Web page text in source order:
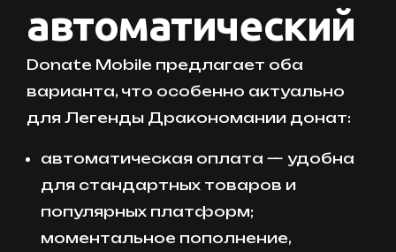
автоматический
Donate Mobile предлагает оба
варианта, что особенно актуально
для Легенды Дракономании донат:
автоматическая оплата — удобна
для стандартных товаров и
популярных платформ;
моментальное пополнение,